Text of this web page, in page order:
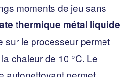
moments de jeu sans
thermique métal liquide
sur le processeur permet
chaleur de 10 °C. Le
autonettoyant permet